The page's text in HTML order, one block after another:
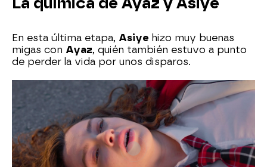
En esta última etapa, Asiye hizo muy buenas
migas con Ayaz, quién también estuvo a punto
de perder la vida por unos disparos.